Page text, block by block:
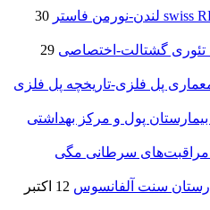
30
تئوری گشتالت-اختصاصی 29
پل فلزی-تاریخچه پل فلزی
پول و مرکز بهداشتی
مراقبت‌های سرطانی مگی
سنت آلفانسوس
12 اکتبر